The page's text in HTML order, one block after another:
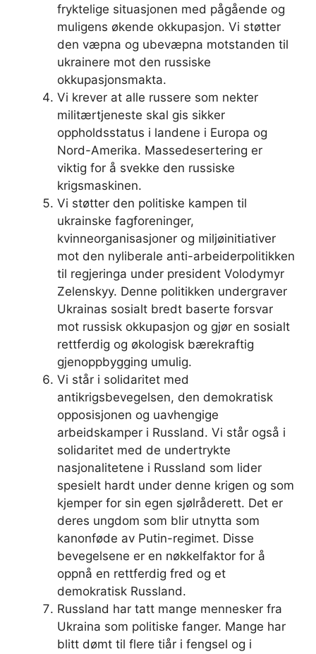
fryktelige situasjonen med pågående og
muligens økende okkupasjon. Vi støtter
den væpna og ubevæpna motstanden til
ukrainere mot den russiske
okkupasjonsmakta.
Vi krever at alle russere som nekter
militærtjeneste skal gis sikker
oppholdsstatus i landene i Europa og
Nord-Amerika. Massedesertering er
viktig for å svekke den russiske
krigsmaskinen.
Vi støtter den politiske kampen til
ukrainske fagforeninger,
kvinneorganisasjoner og miljøinitiativer
mot den nyliberale anti-arbeiderpolitikken
til regjeringa under president Volodymyr
Zelenskyy. Denne politikken undergraver
Ukrainas sosialt bredt baserte forsvar
mot russisk okkupasjon og gjør en sosialt
rettferdig og økologisk bærekraftig
gjenoppbygging umulig.
Vi står i solidaritet med
antikrigsbevegelsen, den demokratisk
opposisjonen og uavhengige
arbeidskamper i Russland. Vi står også i
solidaritet med de undertrykte
nasjonalitetene i Russland som lider
spesielt hardt under denne krigen og som
kjemper for sin egen sjølråderett. Det er
deres ungdom som blir utnytta som
kanonføde av Putin-regimet. Disse
bevegelsene er en nøkkelfaktor for å
oppnå en rettferdig fred og et
demokratisk Russland.
Russland har tatt mange mennesker fra
Ukraina som politiske fanger. Mange har
blitt dømt til flere tiår i fengsel og i